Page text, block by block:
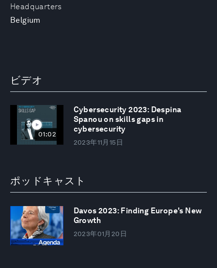
Headquarters
Belgium
ビデオ
01:02
Cybersecurity 2023: Despina
Spanou on skills gaps in
cybersecurity
2023年11月15日
ポッドキャスト
Davos 2023: Finding Europe's New
Growth
2023年01月20日